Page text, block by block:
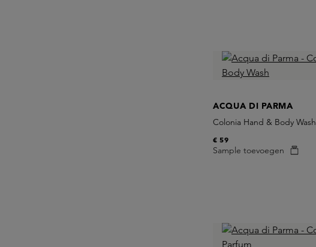
ACQUA DI PARMA
Colonia Hand & Body Wash
Sample toevoegen
€ 59